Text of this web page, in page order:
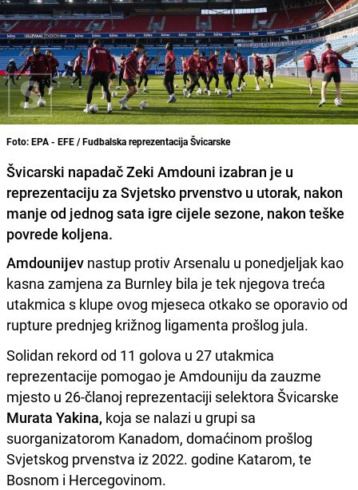
Foto: EPA - EFE / Fudbalska reprezentacija Švicarske
Švicarski napadač Zeki Amdouni izabran je u
reprezentaciju za Svjetsko prvenstvo u utorak, nakon
manje od jednog sata igre cijele sezone, nakon teške
povrede koljena.
Amdounijev nastup protiv Arsenalu u ponedjeljak kao
kasna zamjena za Burnley bila je tek njegova treća
utakmica s klupe ovog mjeseca otkako se oporavio od
rupture prednjeg križnog ligamenta prošlog jula.
Solidan rekord od 11 golova u 27 utakmica
reprezentacije pomogao je Amdouniju da zauzme
mjesto u 26-članoj reprezentaciji selektora Švicarske
Murata Yakina, koja se nalazi u grupi sa
suorganizatorom Kanadom, domaćinom prošlog
Svjetskog prvenstva iz 2022. godine Katarom, te
Bosnom i Hercegovinom.